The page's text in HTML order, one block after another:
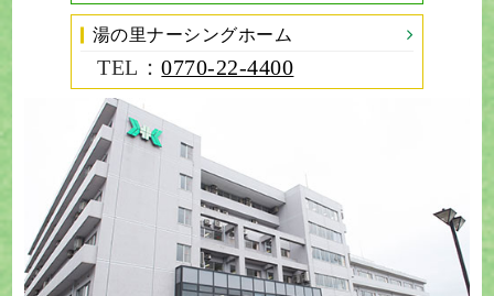
湯の里ナーシングホーム
TEL：0770-22-4400